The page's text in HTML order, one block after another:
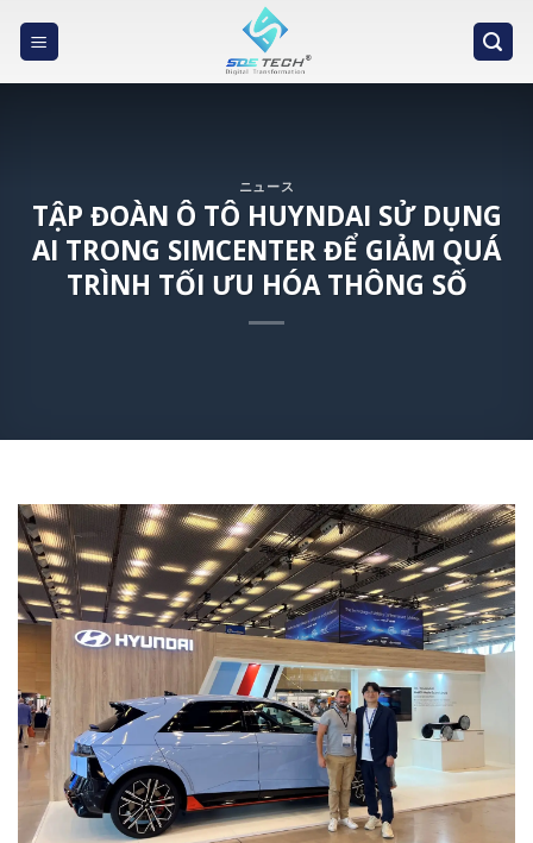
ニュース
TẬP ĐOÀN Ô TÔ HUYNDAI SỬ DỤNG
AI TRONG SIMCENTER ĐỂ GIẢM QUÁ
TRÌNH TỐI ƯU HÓA THÔNG SỐ